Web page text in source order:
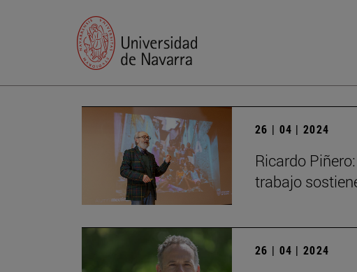
26 | 04 | 2024
Ricardo
trabajo
26 | 04 | 2024